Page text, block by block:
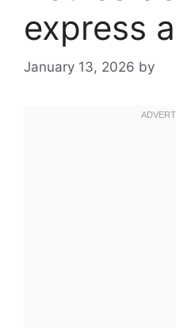
express
January 13, 2026 by